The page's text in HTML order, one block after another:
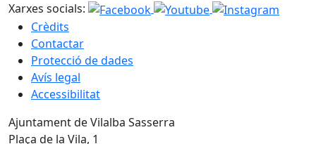
Xarxes socials:
Crèdits
Contactar
Protecció de dades
Avís legal
Accessibilitat
Ajuntament de Vilalba Sasserra
Plaça de la Vila, 1